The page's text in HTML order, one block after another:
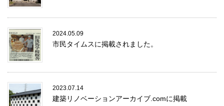
2024.05.09
市民タイムスに掲載されました。
2023.07.14
建築リノベーションアーカイブ.comに掲載